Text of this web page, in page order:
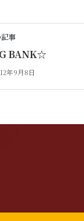
事
BANK☆
年9月8日